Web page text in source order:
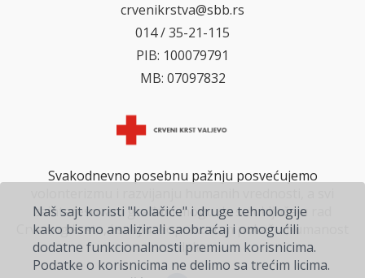
crvenikrstva@sbb.rs
014 / 35-21-115
PIB: 100079791
MB: 07097832
Svakodnevno posebnu pažnju posvećujemo
zainteresovani građani mogu da se uključe u rad
Crvenog krsta, i svojim doprinosom pokažu humanost
na delu.
Naš sajt koristi "kolačiće" i druge tehnologije
kako bismo analizirali saobraćaj i omogućili
dodatne funkcionalnosti premium korisnicima.
Podatke o korisnicima ne delimo sa trećim licima.